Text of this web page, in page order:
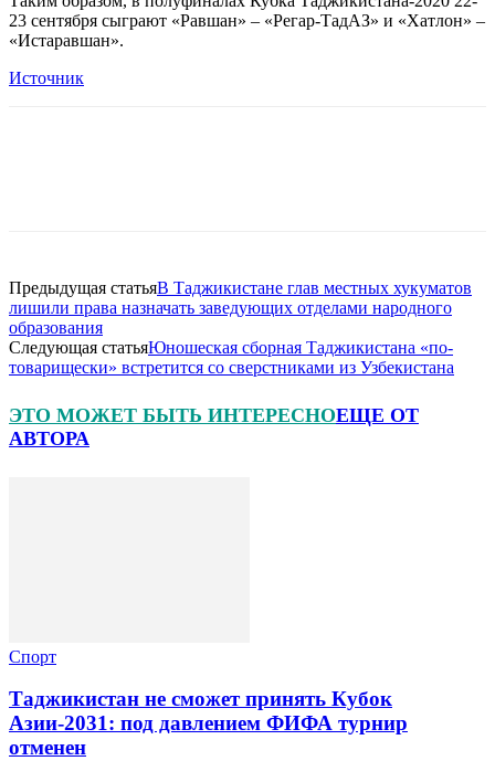
23 сентября сыграют «Равшан» – «Регар-ТадАЗ» и «Хатлон» –
«Истаравшан».
Источник
Предыдущая статьяВ Таджикистане глав местных хукуматов
лишили права назначать заведующих отделами народного
образования
Следующая статьяЮношеская сборная Таджикистана «по-
товарищески» встретится со сверстниками из Узбекистана
ЭТО МОЖЕТ БЫТЬ ИНТЕРЕСНОЕЩЕ ОТ
АВТОРА
Спорт
Таджикистан не сможет принять Кубок
Азии-2031: под давлением ФИФА турнир
отменен